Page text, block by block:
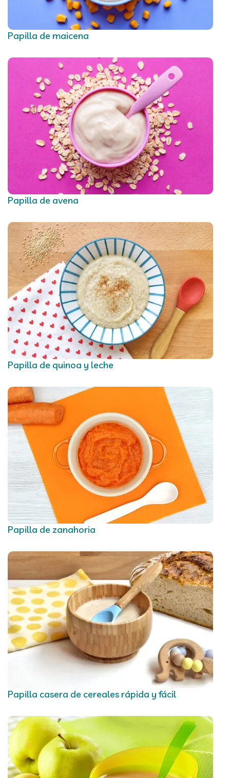
Papilla de maicena
Papilla de avena
Papilla de quinoa y leche
Papilla de zanahoria
Papilla casera de cereales rápida y fácil